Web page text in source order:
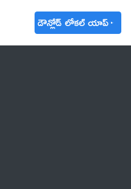
డౌన్లోడ్ లోకల్ యాప్